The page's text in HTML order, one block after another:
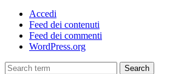
Accedi
Feed dei contenuti
Feed dei commenti
WordPress.org
Search